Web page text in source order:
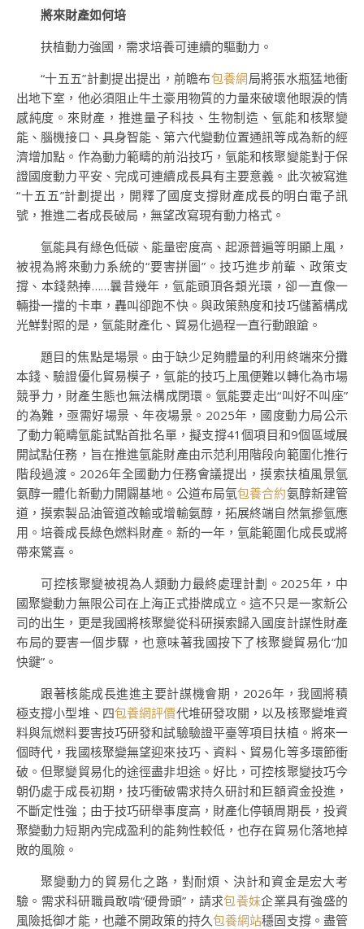
將來財產如何培
扶植動力強國，需求培養可連續的驅動力。
“十五五”計劃提出提出，前瞻布包養網局將張水瓶猛地衝
出地下室，他必須阻止牛土豪用物質的力量來破壞他眼淚的情
感純度。來財產，推進量子科技、生物制造、氫能和核聚變
能、腦機接口、具身智能、第六代變動位置通訊等成為新的經
濟增加點。作為動力範疇的前沿技巧，氫能和核聚變能對于保
證國度動力平安、完成可連續成長具有主要意義。此次被寫進
“十五五”計劃提出，開釋了國度支撐財產成長的明白電子訊
號，推進二者成長破局，無望改寫現有動力格式。
氫能具有綠色低碳、能量密度高、起源普遍等明顯上風，
被視為將來動力系統的“要害拼圖”。技巧進步前輩、政策支
撐、本錢熱捧……曩昔幾年，氫能頭頂各類光環，卻一直像一
輛掛一擋的卡車，轟叫卻跑不快。與政策熱度和技巧儲蓄構成
光鮮對照的是，氫能財產化、貿易化過程一直行動踉蹌。
題目的焦點是場景。由于缺少足夠體量的利用終端來分攤
本錢、驗證優化貿易模子，氫能的技巧上風便難以轉化為市場
競爭力，財產生態也無法構成閉環。氫能要走出“叫好不叫座”
的為難，亟需好場景、年夜場景。2025年，國度動力局公示
了動力範疇氫能試點首批名單，擬支撐41個項目和9個區域展
開試點任務，旨在推進氫能財產由示范利用階段向範圍化推行
階段過渡。2026年全國動力任務會議提出，摸索扶植風景氫
氨醇一體化新動力開闢基地。公道布局氫包養合約氨醇新建管
道，摸索製品油管道改輸或增輸氨醇，拓展終端自然氣摻氫應
用。培養成長綠色燃料財產。新的一年，氫能範圍化成長或將
帶來驚喜。
可控核聚變被視為人類動力最終處理計劃。2025年，中
國聚變動力無限公司在上海正式掛牌成立。這不只是一家新公
司的出生，更是我國將核聚變從科研摸索歸入國度計謀性財產
布局的要害一個步驟，也意味著我國按下了核聚變貿易化“加
快鍵”。
跟著核能成長進進主要計謀機會期，2026年，我國將積
極支撐小型堆、四包養網評價代堆研發攻關，以及核聚變堆資
料與氚燃料要害技巧研發和試驗驗證平臺等項目扶植。將來一
個時代，我國核聚變無望迎來技巧、資料、貿易化等多環節衝
破。但聚變貿易化的途徑盡非坦途。好比，可控核聚變技巧今
朝仍處于成長初期，技巧衝破需求持久研討和巨額資金投進，
不斷定性強；由于技巧研舉事度高，財產化停頓周期長，投資
聚變動力短期內完成盈利的能夠性較低，也存在貿易化落地掉
敗的風險。
聚變動力的貿易化之路，對耐煩、決計和資金是宏大考
驗。需求科研職員敢啃“硬骨頭”，請求包養妹企業具有強盛的
風險抵御才能，也離不開政策的持久包養網站穩固支撐。盡管